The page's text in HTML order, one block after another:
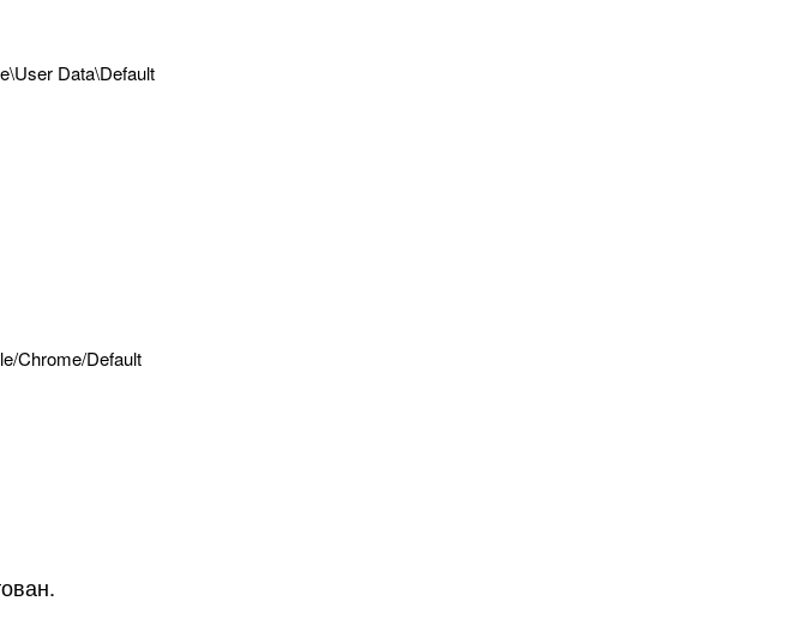
\User Data\Default
/Chrome/Default